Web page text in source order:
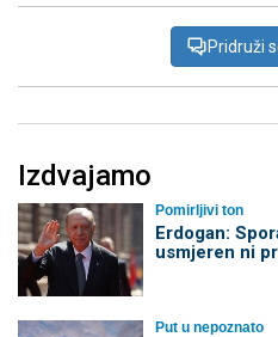
Pridruži
Izdvajamo
Pomirljivi ton
Erdogan:
usmjeren ni
Put u nepoznato